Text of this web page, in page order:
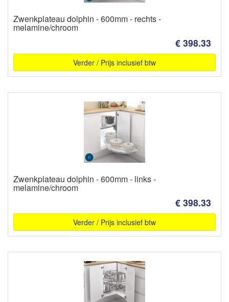
Zwenkplateau dolphin - 600mm - rechts -
melamine/chroom
€ 398.33
Verder / Prijs inclusief btw
Zwenkplateau dolphin - 600mm - links -
melamine/chroom
€ 398.33
Verder / Prijs inclusief btw